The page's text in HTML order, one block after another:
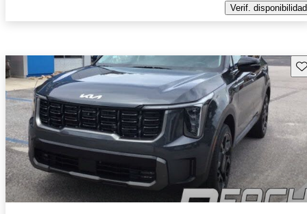
Verif. disponibilidad